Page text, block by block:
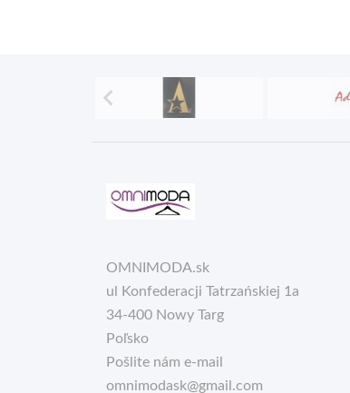

OMNIMODA.sk
ul Konfederacji Tatrzańskiej 1a
34-400 Nowy Targ
Poľsko
Pošlite nám e-mail
omnimodask@gmail.com